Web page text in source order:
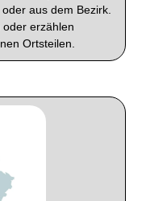
aus dem Bezirk.
erzählen
Ortsteilen.